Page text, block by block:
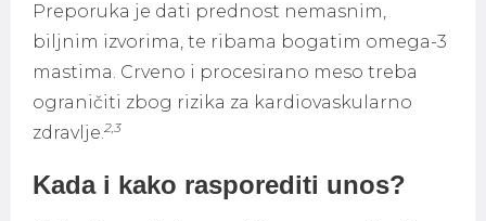
Preporuka je dati prednost nemasnim,
biljnim izvorima, te ribama bogatim omega-3
mastima. Crveno i procesirano meso treba
ograničiti zbog rizika za kardiovaskularno
zdravlje.2,3
Kada i kako rasporediti unos?